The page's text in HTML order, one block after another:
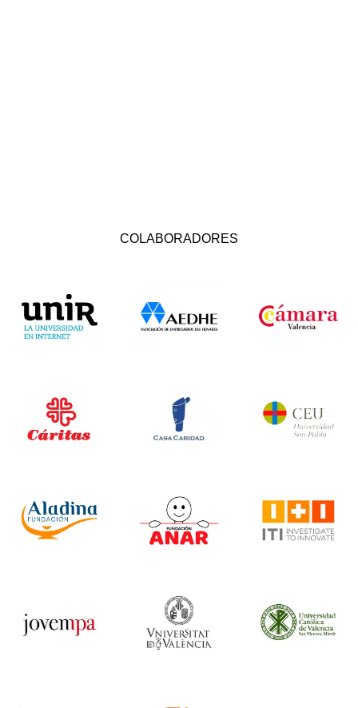
COLABORADORES